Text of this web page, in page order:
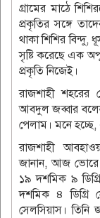
গ্রামের মাঠে
প্রকৃতির সঙ্গে
থাকা শিশির
সৃষ্টি করেছে এক
প্রকৃতি নিজেই।
রাজশাহী শহরের
আবদুল জব্বার
পেলাম। মনে হচ্ছে,
রাজশাহী
জানান, আজ ভোরে
১৯ দশমিক ৯ ডিগ্রি
দশমিক ৪ ডিগ্রি
সেলসিয়াস। তিনি